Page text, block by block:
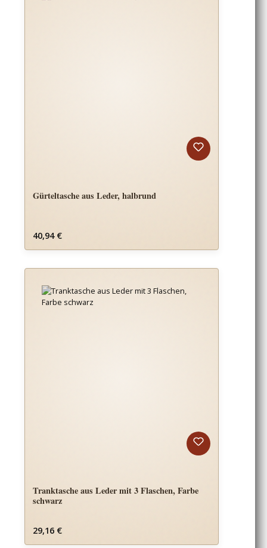
Gürteltasche aus Leder, halbrund
Regulärer Preis:
40,94 €
Tranktasche aus Leder mit 3 Flaschen, Farbe
schwarz
Regulärer Preis:
29,16 €